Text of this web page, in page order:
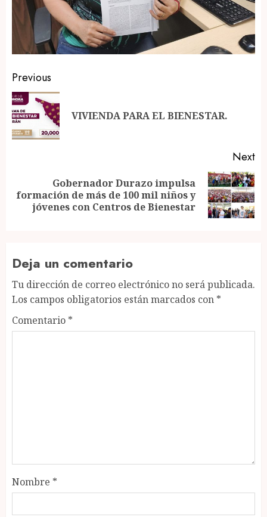
Post
navigation
Previous
VIVIENDA PARA EL BIENESTAR.
Next
Next
post:
Gobernador Durazo impulsa
formación de más de 100 mil niños y
jóvenes con Centros de Bienestar
Deja un comentario
Tu dirección de correo electrónico no será publicada.
Los campos obligatorios están marcados con *
Comentario *
Nombre *